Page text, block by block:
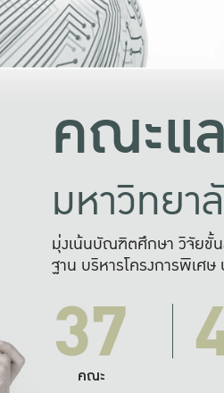
คณะแ
มหาวิทยา
มุ่งเน้นบัณฑิตศึกษา วิจัยขั้
ฐาน บริหารโครงการพิเศ
37
คณะ